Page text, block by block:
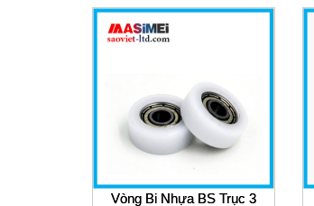
Vòng Bi Nhựa BS Trục 3